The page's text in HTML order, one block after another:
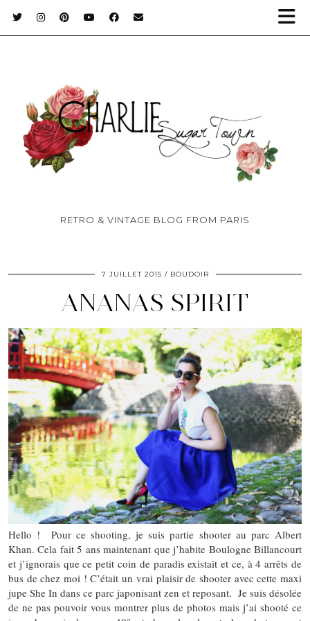
RETRO & VINTAGE BLOG FROM PARIS
7 JUILLET 2015 BOUDOIR
ANANAS SPIRIT
Hello ! Pour ce shooting, je suis partie shooter au parc Albert
Khan. Cela fait 5 ans maintenant que j’habite Boulogne Billancourt
et j’ignorais que ce petit coin de paradis existait et ce, à 4 arrêts de
bus de chez moi ! C’était un vrai plaisir de shooter avec cette maxi
jupe She In dans ce parc japonisant zen et reposant. Je suis désolée
de ne pas pouvoir vous montrer plus de photos mais j’ai shooté ce